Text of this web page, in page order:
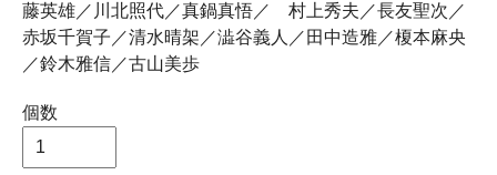
藤英雄／川北照代／真鍋真悟／ 村上秀夫／長友聖次／
赤坂千賀子／清水晴架／澁谷義人／田中造雅／榎本麻央
／鈴木雅信／古山美歩
個数